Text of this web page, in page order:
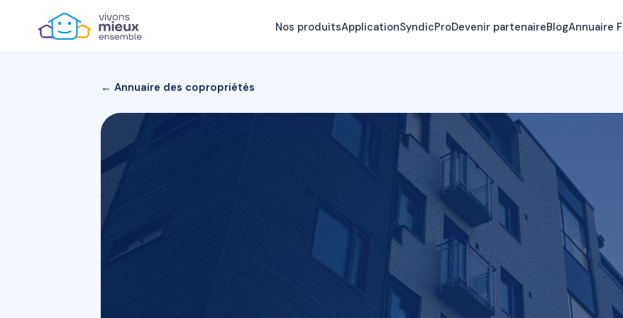
Nos produitsApplicationSyndicProDevenir partenaireBlogAnnuaire
← Annuaire des copropriétés